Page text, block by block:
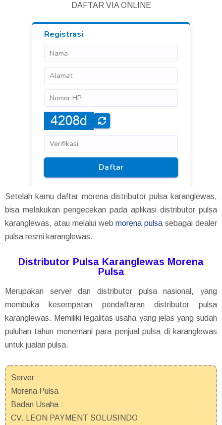
DAFTAR VIA ONLINE
Setelah kamu daftar morena distributor pulsa karanglewas,
bisa melakukan pengecekan pada aplikasi distributor pulsa
karanglewas, atau melalui webmorena pulsa sebagai dealer
pulsa resmi karanglewas.
Distributor Pulsa Karanglewas Morena
Pulsa
Merupakan server dan distributor pulsa nasional, yang
membuka kesempatan pendaftaran distributor pulsa
karanglewas. Memiliki legalitas usaha yang jelas yang sudah
puluhan tahun menemani para penjual pulsa di karanglewas
untuk jualan pulsa.
Server :
Morena Pulsa
Badan Usaha :
CV. LEON PAYMENT SOLUSINDO